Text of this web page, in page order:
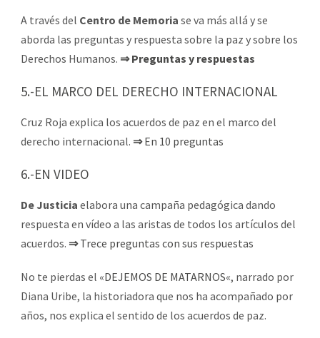
A través del Centro de Memoria se va más allá y se
aborda las preguntas y respuesta sobre la paz y sobre los
Derechos Humanos. ⇒ Preguntas y respuestas
5.-EL MARCO DEL DERECHO INTERNACIONAL
Cruz Roja explica los acuerdos de paz en el marco del
derecho internacional. ⇒En 10 preguntas
6.-EN VIDEO
De Justicia elabora una campaña pedagógica dando
respuesta en vídeo a las aristas de todos los artículos del
acuerdos. ⇒Trece preguntas con sus respuestas
No te pierdas el «DEJEMOS DE MATARNOS«, narrado por
Diana Uribe, la historiadora que nos ha acompañado por
años, nos explica el sentido de los acuerdos de paz.